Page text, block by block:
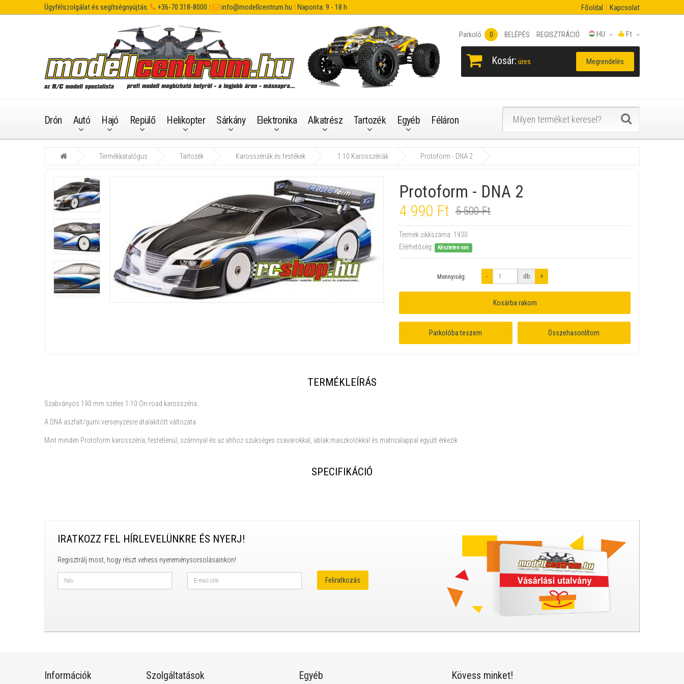
Ügyfélszolgálat és segítségnyújtás: +36-70 318-8000 | info@modellcentrum.hu | Naponta: 9 - 18 h Főoldal Kapcsolat
Ft
HU
Parkoló 0 BELÉPÉS REGISZTRÁCIÓ
Kosár: üres Megrendelés
Drón Autó Hajó Repülő Helikopter Sárkány Elektronika Alkatrész Tartozék Egyéb Féláron
Termékkatalógus Tartozék Karosszériák és festékek 1:10 Karosszériák Protoform - DNA 2
Protoform - DNA 2
4 990 Ft 5 500 Ft
Termék cikkszáma: 1930
Elérhetőség:
Készleten van
Mennyiség: - db +
Kosárba rakom
Parkolóba teszem Összehasonlítom
TERMÉKLEÍRÁS
Szabványos 190 mm széles 1:10 On-road karosszéria...
A DNA aszfalt/gumi versenyzésre átalakítótt változata
Mint minden Protoform karosszéria, festetlenül, szárnnyal és az ahhoz szükséges csavarokkal, ablak maszkolókkal és matricalappal együtt érkezik
SPECIFIKÁCIÓ
IRATKOZZ FEL HÍRLEVELÜNKRE ÉS NYERJ!
Regisztrálj most, hogy részt vehess nyereménysorsolásainkon!
Információk Szolgáltatások Egyéb Kövess minket!